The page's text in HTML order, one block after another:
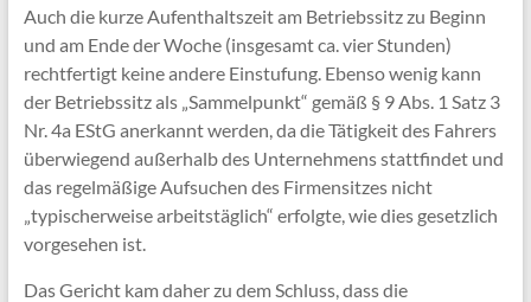
Auch die kurze Aufenthaltszeit am Betriebssitz zu Beginn
und am Ende der Woche (insgesamt ca. vier Stunden)
rechtfertigt keine andere Einstufung. Ebenso wenig kann
der Betriebssitz als „Sammelpunkt“ gemäß § 9 Abs. 1 Satz 3
Nr. 4a EStG anerkannt werden, da die Tätigkeit des Fahrers
überwiegend außerhalb des Unternehmens stattfindet und
das regelmäßige Aufsuchen des Firmensitzes nicht
„typischerweise arbeitstäglich“ erfolgte, wie dies gesetzlich
vorgesehen ist.
Das Gericht kam daher zu dem Schluss, dass die